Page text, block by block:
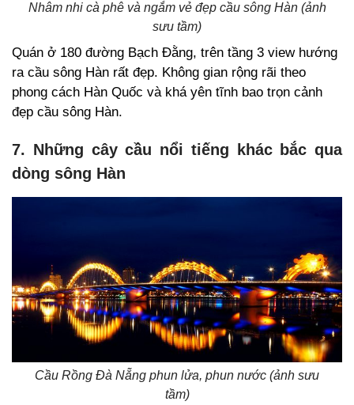
Nhâm nhi cà phê và ngắm vẻ đẹp cầu sông Hàn (ảnh
sưu tầm)
Quán ở 180 đường Bạch Đằng, trên tầng 3 view hướng
ra cầu sông Hàn rất đẹp. Không gian rộng rãi theo
phong cách Hàn Quốc và khá yên tĩnh bao trọn cảnh
đẹp cầu sông Hàn.
7. Những cây cầu nổi tiếng khác bắc qua
dòng sông Hàn
Cầu Rồng Đà Nẵng phun lửa, phun nước (ảnh sưu
tầm)